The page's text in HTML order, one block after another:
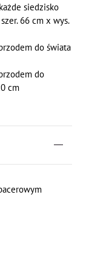
siedzisko
66 cm x wys.
do świata
do
cm